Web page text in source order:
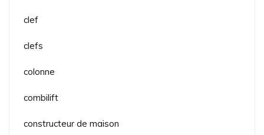
clef
clefs
colonne
combilift
constructeur de maison